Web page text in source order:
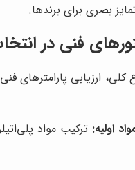
بصری برای برندها.
فنی در
کلی، ارزیابی
اولیه: